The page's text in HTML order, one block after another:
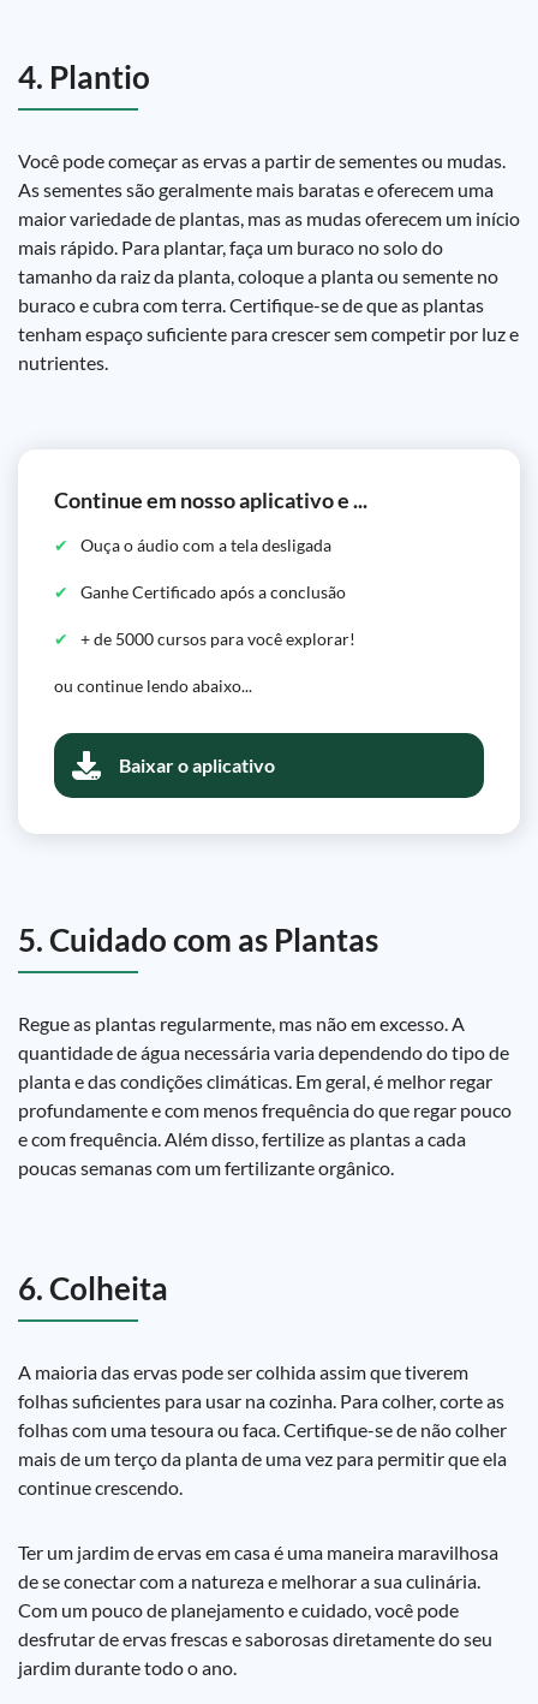
4. Plantio
Você pode começar as ervas a partir de sementes ou mudas.
As sementes são geralmente mais baratas e oferecem uma
maior variedade de plantas, mas as mudas oferecem um início
mais rápido. Para plantar, faça um buraco no solo do
tamanho da raiz da planta, coloque a planta ou semente no
buraco e cubra com terra. Certifique-se de que as plantas
tenham espaço suficiente para crescer sem competir por luz e
nutrientes.
Continue em nosso aplicativo e ...
Ouça o áudio com a tela desligada
Ganhe Certificado após a conclusão
+ de 5000 cursos para você explorar!
ou continue lendo abaixo...
Baixar o aplicativo
5. Cuidado com as Plantas
Regue as plantas regularmente, mas não em excesso. A
quantidade de água necessária varia dependendo do tipo de
planta e das condições climáticas. Em geral, é melhor regar
profundamente e com menos frequência do que regar pouco
e com frequência. Além disso, fertilize as plantas a cada
poucas semanas com um fertilizante orgânico.
6. Colheita
A maioria das ervas pode ser colhida assim que tiverem
folhas suficientes para usar na cozinha. Para colher, corte as
folhas com uma tesoura ou faca. Certifique-se de não colher
mais de um terço da planta de uma vez para permitir que ela
continue crescendo.
Ter um jardim de ervas em casa é uma maneira maravilhosa
de se conectar com a natureza e melhorar a sua culinária.
Com um pouco de planejamento e cuidado, você pode
desfrutar de ervas frescas e saborosas diretamente do seu
jardim durante todo o ano.